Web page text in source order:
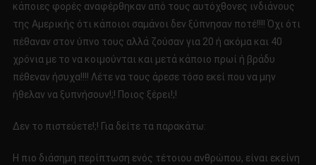
κάποιες φορές αναφέρθηκαν από τους αυτόχθονες ινδιάνους
της Αμερικής ότι κάποιοι σαμάνοι δεν ξύπνησαν ποτέ!!!! Όχι ότι
πέθαναν στον ύπνο τους αλλά ζούσαν για 20 ή ακόμα και 40
χρόνια με το να κοιμούνται και μετά κάποιο πρωί ή βράδυ
πέθεναν ήσυχα!!!! Λέτε να τους άρεσε τόσο εκεί που να μην
ήθελαν να ξυπνήσουν!;! Ποιος ξέρει!;!
Δεν το πιστεύετε!;! Για δείτε τα παρακάτω:
Η πιο διάσημη περίπτωση ενός τέτοιου ανθρώπου, είναι εκείνη